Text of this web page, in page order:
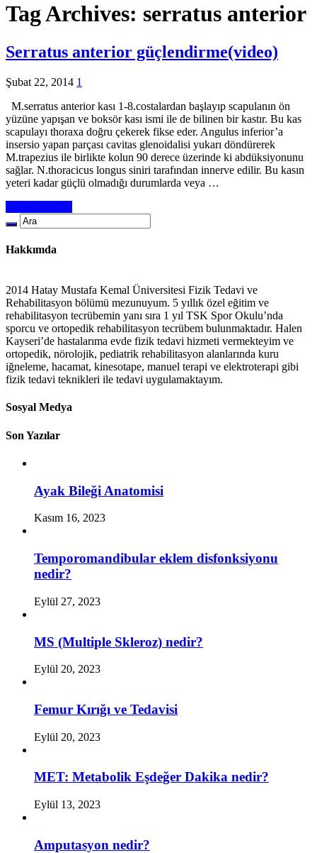
Tag Archives: serratus anterior
Serratus anterior güçlendirme(video)
Şubat 22, 2014 1
M.serratus anterior kası 1-8.costalardan başlayıp scapulanın ön
yüzüne yapışan ve boksör kası ismi ile de bilinen bir kastır. Bu kas
scapulayı thoraxa doğru çekerek fikse eder. Angulus inferior’a
insersio yapan parçası cavitas glenoidalisi yukarı döndürerek
M.trapezius ile birlikte kolun 90 derece üzerinde ki abdüksiyonunu
sağlar. N.thoracicus longus siniri tarafından innerve edilir. Bu kasın
yeteri kadar güçlü olmadığı durumlarda veya …
Hakkımda
2014 Hatay Mustafa Kemal Üniversitesi Fizik Tedavi ve
Rehabilitasyon bölümü mezunuyum. 5 yıllık özel eğitim ve
rehabilitasyon tecrübemin yanı sıra 1 yıl TSK Spor Okulu’nda
sporcu ve ortopedik rehabilitasyon tecrübem bulunmaktadır. Halen
Kayseri’de hastalarıma evde fizik tedavi hizmeti vermekteyim ve
ortopedik, nörolojik, pediatrik rehabilitasyon alanlarında kuru
iğneleme, hacamat, kinesotape, manuel terapi ve elektroterapi gibi
fizik tedavi teknikleri ile tedavi uygulamaktayım.
Sosyal Medya
Son Yazılar
Ayak Bileği Anatomisi
Kasım 16, 2023
Temporomandibular eklem disfonksiyonu
nedir?
Eylül 27, 2023
MS (Multiple Skleroz) nedir?
Eylül 20, 2023
Femur Kırığı ve Tedavisi
Eylül 20, 2023
MET: Metabolik Eşdeğer Dakika nedir?
Eylül 13, 2023
Amputasyon nedir?